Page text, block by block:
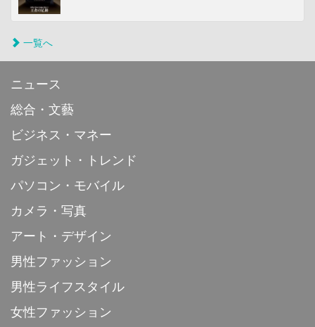
一覧へ
ニュース
総合・文藝
ビジネス・マネー
ガジェット・トレンド
パソコン・モバイル
カメラ・写真
アート・デザイン
男性ファッション
男性ライフスタイル
女性ファッション